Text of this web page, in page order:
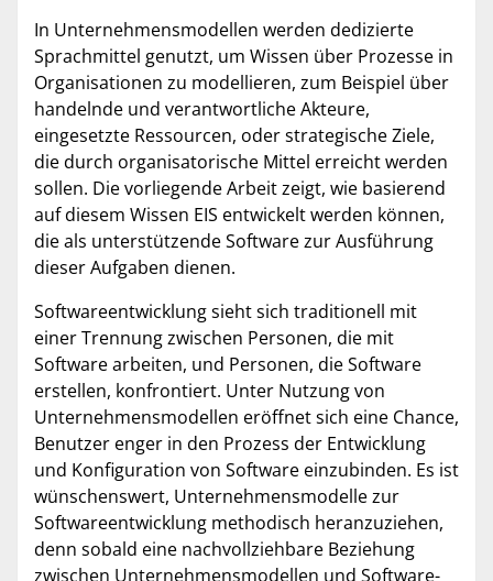
In Unternehmensmodellen werden dedizierte
Sprachmittel genutzt, um Wissen über Prozesse in
Organisationen zu modellieren, zum Beispiel über
handelnde und verantwortliche Akteure,
eingesetzte Ressourcen, oder strategische Ziele,
die durch organisatorische Mittel erreicht werden
sollen. Die vorliegende Arbeit zeigt, wie basierend
auf diesem Wissen EIS entwickelt werden können,
die als unterstützende Software zur Ausführung
dieser Aufgaben dienen.
Softwareentwicklung sieht sich traditionell mit
einer Trennung zwischen Personen, die mit
Software arbeiten, und Personen, die Software
erstellen, konfrontiert. Unter Nutzung von
Unternehmensmodellen eröffnet sich eine Chance,
Benutzer enger in den Prozess der Entwicklung
und Konfiguration von Software einzubinden. Es ist
wünschenswert, Unternehmensmodelle zur
Softwareentwicklung methodisch heranzuziehen,
denn sobald eine nachvollziehbare Beziehung
zwischen Unternehmensmodellen und Software-